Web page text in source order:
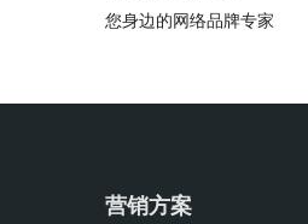
您身边的网络品牌专家
营销方案